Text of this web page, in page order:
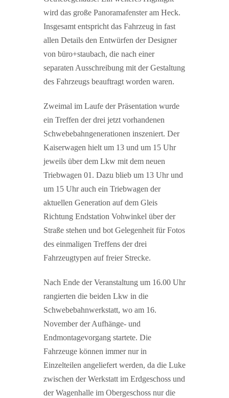
wird das große Panoramafenster am Heck.
Insgesamt entspricht das Fahrzeug in fast
allen Details den Entwürfen der Designer
von büro+staubach, die nach einer
separaten Ausschreibung mit der Gestaltung
des Fahrzeugs beauftragt worden waren.
Zweimal im Laufe der Präsentation wurde
ein Treffen der drei jetzt vorhandenen
Schwebebahngenerationen inszeniert. Der
Kaiserwagen hielt um 13 und um 15 Uhr
jeweils über dem Lkw mit dem neuen
Triebwagen 01. Dazu blieb um 13 Uhr und
um 15 Uhr auch ein Triebwagen der
aktuellen Generation auf dem Gleis
Richtung Endstation Vohwinkel über der
Straße stehen und bot Gelegenheit für Fotos
des einmaligen Treffens der drei
Fahrzeugtypen auf freier Strecke.
Nach Ende der Veranstaltung um 16.00 Uhr
rangierten die beiden Lkw in die
Schwebebahnwerkstatt, wo am 16.
November der Aufhänge- und
Endmontagevorgang startete. Die
Fahrzeuge können immer nur in
Einzelteilen angeliefert werden, da die Luke
zwischen der Werkstatt im Erdgeschoss und
der Wagenhalle im Obergeschoss nur die